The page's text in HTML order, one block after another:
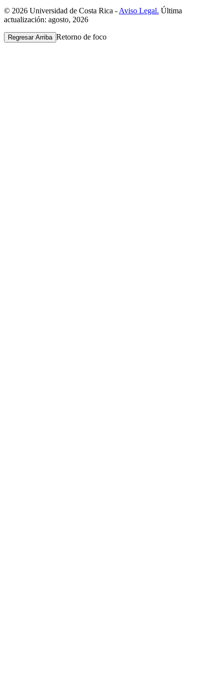
© 2026 Universidad de Costa Rica - Aviso Legal. Última
actualización: agosto, 2026
Regresar Arriba Retorno de foco